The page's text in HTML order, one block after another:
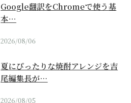
Google翻訳をChromeで使う基
本…
2026/08/06
夏にぴったりな焼酎アレンジを吉
尾編集長が…
2026/08/05